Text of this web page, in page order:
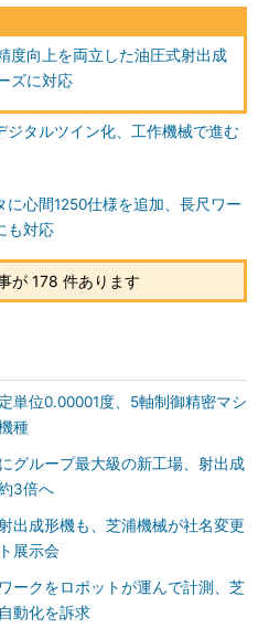
度向上を両立した油圧式射出成
ズに対応
ジタルツイン化、工作機械で進む
に心間1250仕様を追加、長尺ワー
も対応
が 178 件あります
単位0.00001度、5軸制御精密マシ
種
グループ最大級の新工場、射出成
3倍へ
出成形機も、芝浦機械が社名変更
展示会
ークをロボットが運んで計測、芝
動化を訴求